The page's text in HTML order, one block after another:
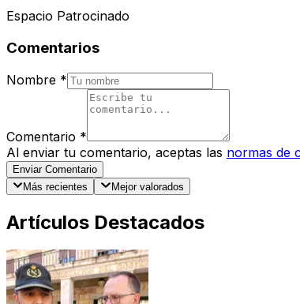
Espacio Patrocinado
Comentarios
Nombre *
Comentario *
Al enviar tu comentario, aceptas las normas de
Enviar Comentario
Más recientes
Mejor valorados
Artículos Destacados